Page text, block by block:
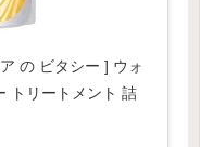
の ビタシー ] ウォ
トリートメント 詰